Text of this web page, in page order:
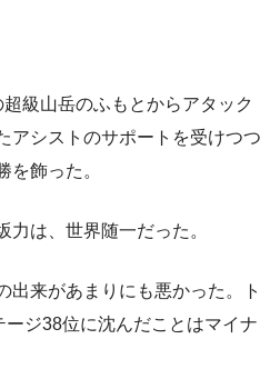
級山岳のふもとからアタック
アシストのサポートを受けつつ
を飾った。
は、世界随一だった。
出来があまりにも悪かった。ト
ジ38位に沈んだことはマイナ